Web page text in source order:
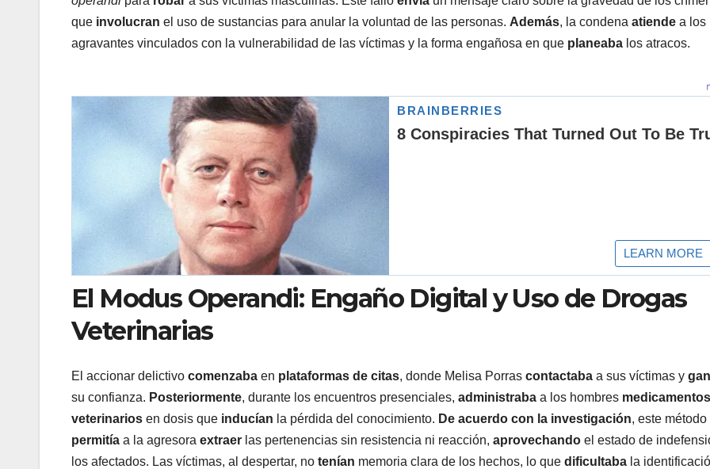
que involucran el uso de sustancias para anular la voluntad de las personas. Además, la condena atiende a los
agravantes vinculados con la vulnerabilidad de las víctimas y la forma engañosa en que planeaba los atracos.
El Modus Operandi: Engaño Digital y Uso de Drogas
Veterinarias
El accionar delictivo comenzaba en plataformas de citas, donde Melisa Porras contactaba a sus víctimas y
su confianza. Posteriormente, durante los encuentros presenciales, administraba a los hombres medicamentos
veterinarios en dosis que inducían la pérdida del conocimiento. De acuerdo con la investigación, este método
permitía a la agresora extraer las pertenencias sin resistencia ni reacción, aprovechando el estado de
los afectados. Las víctimas, al despertar, no tenían memoria clara de los hechos, lo que dificultaba la